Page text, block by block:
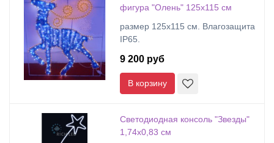
фигура "Олень" 125х115 см
размер 125х115 см. Влагозащита
IP65.
9 200 руб
В корзину
Светодиодная консоль "Звезды"
1,74х0,83 см